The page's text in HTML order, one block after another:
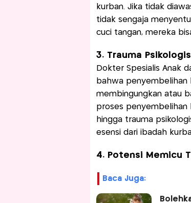
kurban. Jika tidak
tidak sengaja
cuci tangan, mereka
3. Trauma
Dokter Spesialis Anak
bahwa penyembelihan
membingungkan atau
proses penyembelihan
hingga trauma
esensi dari ibadah
4. Potensi Memicu
Baca Juga: